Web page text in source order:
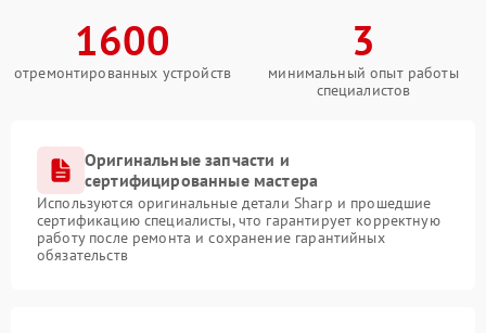
1600
отремонтированных устройств
3
минимальный опыт работы
специалистов
Оригинальные запчасти и
сертифицированные мастера
Используются оригинальные детали Sharp и прошедшие
сертификацию специалисты, что гарантирует корректную
работу после ремонта и сохранение гарантийных
обязательств